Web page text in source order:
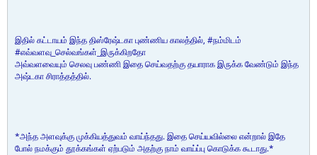
இதில் கட்டாயம் இந்த திஸ்ரேஷ்டகா புண்ணிய காலத்தில், #நம்மிடம்
#எவ்வளவு_செல்வங்கள்_இருக்கிறதோ
அவ்வளவையும் செலவு பண்ணி இதை செய்வதற்கு தயாராக இருக்க வேண்டும் இந்த
அஷ்டகா சிராத்தத்தில்.
*அந்த அளவுக்கு முக்கியத்துவம் வாய்ந்தது. இதை செய்யவில்லை என்றால் இதே
போல் நமக்கும் தூக்கங்கள் ஏற்படும் அதற்கு நாம் வாய்ப்பு கொடுக்க கூடாது.*